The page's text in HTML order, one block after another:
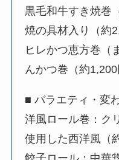
黒毛和牛すき焼巻
焼の具材入り（約
ヒレかつ恵方巻（
んかつ巻（約1,200
■ バラエティ・変
洋風ロール巻：ク
使用した西洋風（